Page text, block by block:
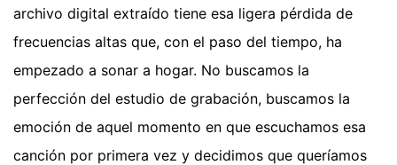
archivo digital extraído tiene esa ligera pérdida de
frecuencias altas que, con el paso del tiempo, ha
empezado a sonar a hogar. No buscamos la
perfección del estudio de grabación, buscamos la
emoción de aquel momento en que escuchamos esa
canción por primera vez y decidimos que queríamos